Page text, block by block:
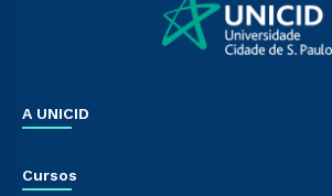
A UNICID
Sala de Imprensa
Cursos